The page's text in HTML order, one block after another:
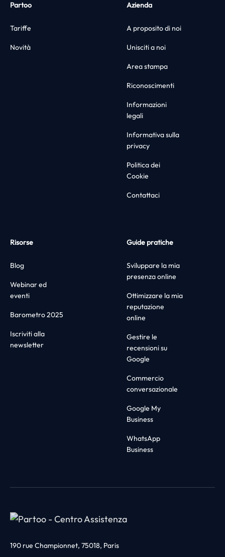
Partoo
Tariffe
Novità
Azienda
A proposito di noi
Unisciti a noi
Area stampa
Riconoscimenti
Informazioni
legali
Informativa sulla
privacy
Politica dei
Cookie
Contattaci
Risorse
Blog
Webinar ed
eventi
Barometro 2025
Iscriviti alla
newsletter
Guide pratiche
Sviluppare la mia
presenza online
Ottimizzare la mia
reputazione
online
Gestire le
recensioni su
Google
Commercio
conversazionale
Google My
Business
WhatsApp
Business
190 rue Championnet, 75018, Paris